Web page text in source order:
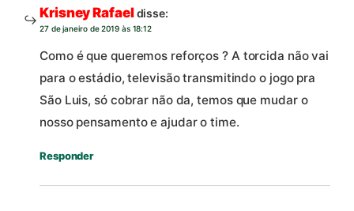
Krisney Rafaeldisse:
27 de janeiro de 2019 às 18:12
Como é que queremos reforços ? A torcida não vai
para o estádio, televisão transmitindo o jogo pra
São Luis, só cobrar não da, temos que mudar o
nosso pensamento e ajudar o time.
Responder